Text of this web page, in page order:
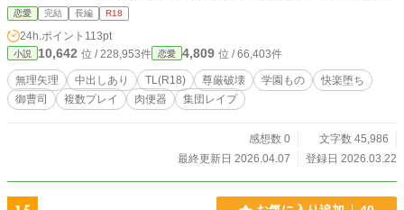
が、愛奈を泣かせたい理由とは……！？ ※ハッピーエンド予
定ですが、複数からの無理矢理行為、公開的な行為などの描
写があり、主人公がかなり過酷な状況に置かれます。 ※直接
的な性表現が多いです。 苦手な方はご注意ください。
恋愛 完結 長編 R18
24h.ポイント 113pt
小説 10,642 位 / 228,953件 恋愛 4,809 位 / 66,403件
無理矢理 中出しあり TL(R18) 尊厳破壊 学園もの
快楽堕ち
御曹司
複数プレイ 肉便器 集団レイプ
感想数 0
文字数 45,986
最終更新日 2026.04.07
登録日 2026.03.22